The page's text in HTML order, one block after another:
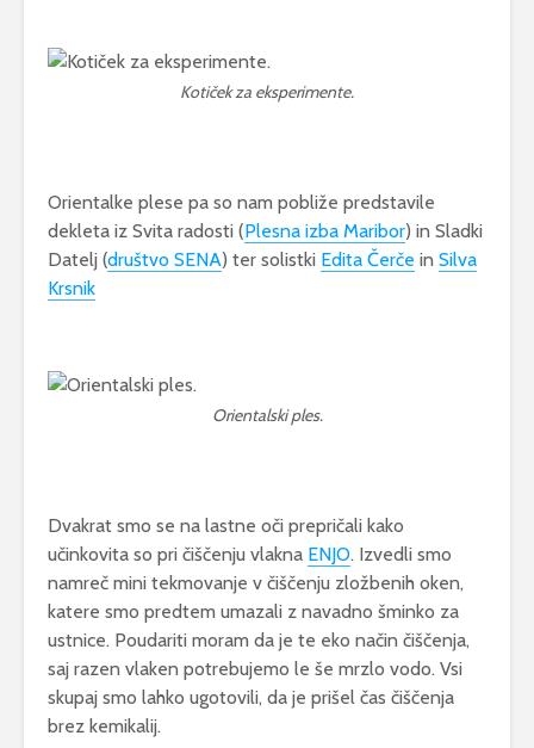
Kotiček za eksperimente.
Orientalke plese pa so nam pobliže predstavile
dekleta iz Svita radosti (Plesna izba Maribor) in Sladki
Datelj (društvo SENA) ter solistki Edita Čerče in Silva
Krsnik
Orientalski ples.
Dvakrat smo se na lastne oči prepričali kako
učinkovita so pri čiščenju vlakna ENJO. Izvedli smo
namreč mini tekmovanje v čiščenju zložbenih oken,
katere smo predtem umazali z navadno šminko za
ustnice. Poudariti moram da je te eko način čiščenja,
saj razen vlaken potrebujemo le še mrzlo vodo. Vsi
skupaj smo lahko ugotovili, da je prišel čas čiščenja
brez kemikalij.